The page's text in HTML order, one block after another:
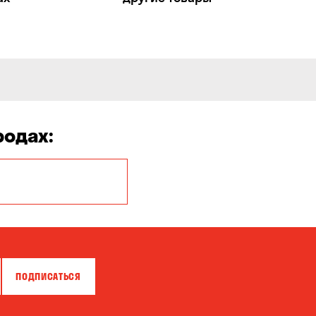
Бровары
Гатное
ПОДПИСАТЬСЯ